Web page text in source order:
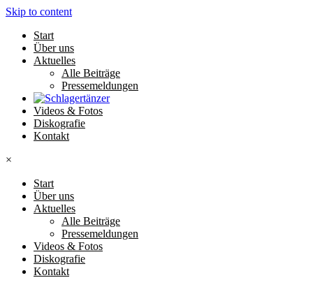
Skip to content
Start
Über uns
Aktuelles
Alle Beiträge
Pressemeldungen
Videos & Fotos
Diskografie
Kontakt
×
Start
Über uns
Aktuelles
Alle Beiträge
Pressemeldungen
Videos & Fotos
Diskografie
Kontakt